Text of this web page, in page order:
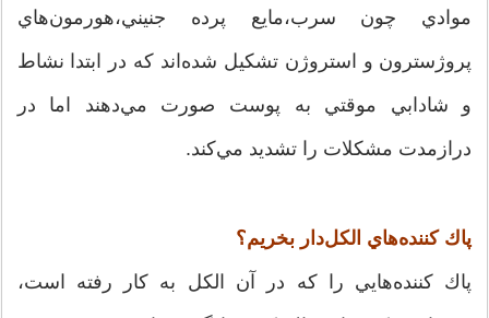
موادي چون سرب،‌مايع پرده جنيني،هورمون‌هاي
پروژسترون و استروژن تشكيل شده‌اند كه در ابتدا نشاط
و شادابي موقتي به پوست صورت مي‌دهند اما در
درازمدت مشكلات را تشديد مي‌كند.
پاك كننده‌هاي الكل‌دار بخريم؟
پاك كننده‌هايي را كه در آن الكل به كار رفته است،